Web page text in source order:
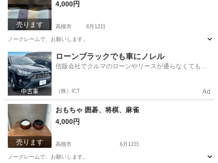
売ります
4,000円
高槻市 6月12日
ノークレームで、お願いします。
大阪 高槻市 映像プレーヤー、レコーダー DVD
ローンブラックでも車にノレル
信販会社でクルマのローンやリースが通らなくてもク
（株）ICT Ad
売ります
おもちゃ 囲碁、将棋、麻雀
4,000円
高槻市 6月12日
ノークレームで、お願いします。